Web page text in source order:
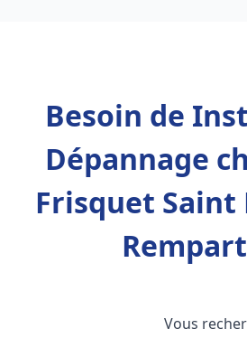
Besoin de
Dépannage
Frisquet
Vous